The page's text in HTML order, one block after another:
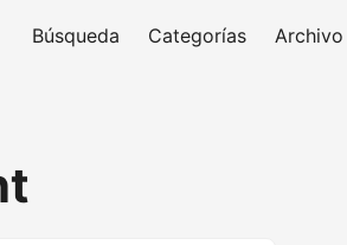
Búsqueda Categorías Archivo